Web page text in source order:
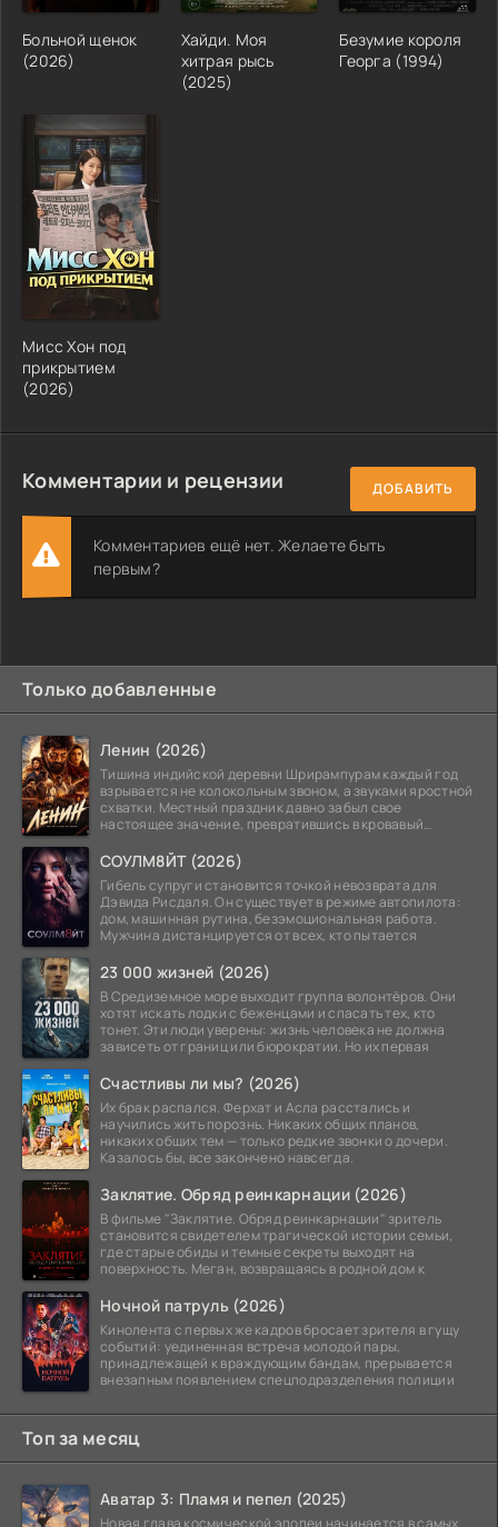
Больной щенок
(2026)
Хайди. Моя
хитрая рысь
(2025)
Безумие короля
Георга (1994)
Мисс Хон под
прикрытием
(2026)
Комментарии и рецензии ДОБАВИТЬ
Комментариев ещё нет. Желаете быть
первым?
Только добавленные
Ленин (2026)
Тишина индийской деревни Шрирампурам каждый год
взрывается не колокольным звоном, а звуками яростной
схватки. Местный праздник давно забыл свое
настоящее значение, превратившись в кровавый
СОУЛМ8ЙТ (2026)
Гибель супруги становится точкой невозврата для
Дэвида Рисдаля. Он существует в режиме автопилота:
дом, машинная рутина, безэмоциональная работа.
Мужчина дистанцируется от всех, кто пытается
23 000 жизней (2026)
В Средиземное море выходит группа волонтёров. Они
хотят искать лодки с беженцами и спасать тех, кто
тонет. Эти люди уверены: жизнь человека не должна
зависеть от границ или бюрократии. Но их первая
Счастливы ли мы? (2026)
Их брак распался. Ферхат и Асла расстались и
научились жить порознь. Никаких общих планов,
никаких общих тем — только редкие звонки о дочери.
Казалось бы, все закончено навсегда.
Заклятие. Обряд реинкарнации (2026)
В фильме "Заклятие. Обряд реинкарнации" зритель
становится свидетелем трагической истории семьи,
где старые обиды и темные секреты выходят на
поверхность. Меган, возвращаясь в родной дом к
Ночной патруль (2026)
Кинолента с первых же кадров бросает зрителя в гущу
событий: уединенная встреча молодой пары,
принадлежащей к враждующим бандам, прерывается
внезапным появлением спецподразделения полиции
Топ за месяц
Аватар 3: Пламя и пепел (2025)
Новая глава космической эпопеи начинается в самых